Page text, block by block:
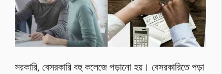
সরকারি, বেসরকারি বহু কলেজে পড়ানো হয়। বেসরকারিতে পড়া